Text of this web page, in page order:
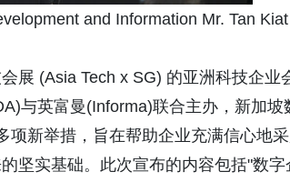
and Information Mr. Tan
展 (Asia Tech x SG) 的亚洲科技企业
与英富曼(Informa)联合主办，新加坡
项新举措，旨在帮助企业充满信心地
坚实基础。此次宣布的内容包括"数